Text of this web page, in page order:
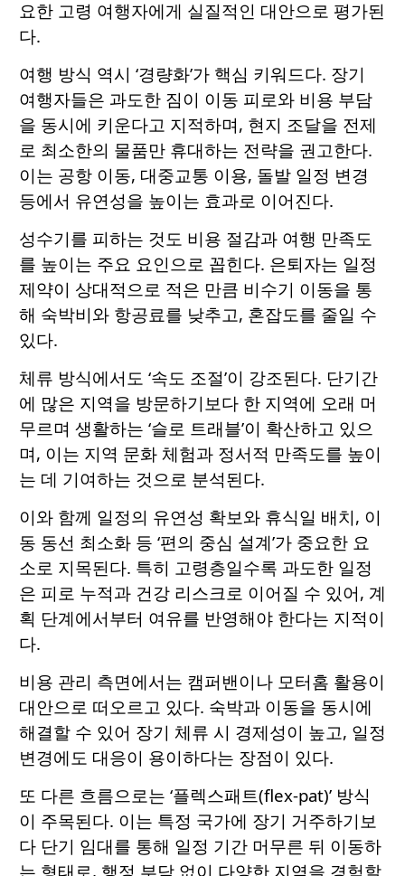
요한 고령 여행자에게 실질적인 대안으로 평가된
다.
여행 방식 역시 ‘경량화’가 핵심 키워드다. 장기
여행자들은 과도한 짐이 이동 피로와 비용 부담
을 동시에 키운다고 지적하며, 현지 조달을 전제
로 최소한의 물품만 휴대하는 전략을 권고한다.
이는 공항 이동, 대중교통 이용, 돌발 일정 변경
등에서 유연성을 높이는 효과로 이어진다.
성수기를 피하는 것도 비용 절감과 여행 만족도
를 높이는 주요 요인으로 꼽힌다. 은퇴자는 일정
제약이 상대적으로 적은 만큼 비수기 이동을 통
해 숙박비와 항공료를 낮추고, 혼잡도를 줄일 수
있다.
체류 방식에서도 ‘속도 조절’이 강조된다. 단기간
에 많은 지역을 방문하기보다 한 지역에 오래 머
무르며 생활하는 ‘슬로 트래블’이 확산하고 있으
며, 이는 지역 문화 체험과 정서적 만족도를 높이
는 데 기여하는 것으로 분석된다.
이와 함께 일정의 유연성 확보와 휴식일 배치, 이
동 동선 최소화 등 ‘편의 중심 설계’가 중요한 요
소로 지목된다. 특히 고령층일수록 과도한 일정
은 피로 누적과 건강 리스크로 이어질 수 있어, 계
획 단계에서부터 여유를 반영해야 한다는 지적이
다.
비용 관리 측면에서는 캠퍼밴이나 모터홈 활용이
대안으로 떠오르고 있다. 숙박과 이동을 동시에
해결할 수 있어 장기 체류 시 경제성이 높고, 일정
변경에도 대응이 용이하다는 장점이 있다.
또 다른 흐름으로는 ‘플렉스패트(flex-pat)’ 방식
이 주목된다. 이는 특정 국가에 장기 거주하기보
다 단기 임대를 통해 일정 기간 머무른 뒤 이동하
는 형태로, 행정 부담 없이 다양한 지역을 경험할